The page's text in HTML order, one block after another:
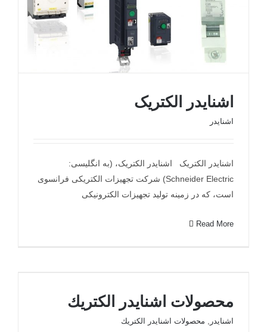
اشنایدر الکتریک
اشنایدر الکتریک
اشنایدر
اشنایدر الکتریک اشنایدر الکتریک، (به انگلیسی:
Schneider Electric) شرکت تجهیزات الکتریکی فرانسوی
است، که در زمینه تولید تجهیزات الکترونیکی
Read More
محصولات اشنايدر الكتريك
اشنایدر , محصولات اشنايدر الكتريك